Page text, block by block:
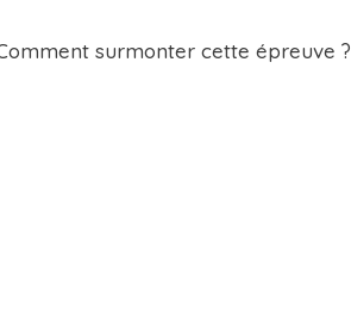
surmonter cette épreuve ?